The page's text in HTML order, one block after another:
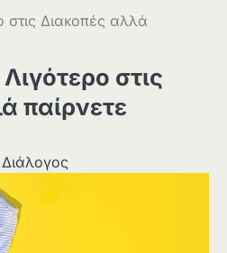
Διακοπές αλλά
στις
παίρνετε